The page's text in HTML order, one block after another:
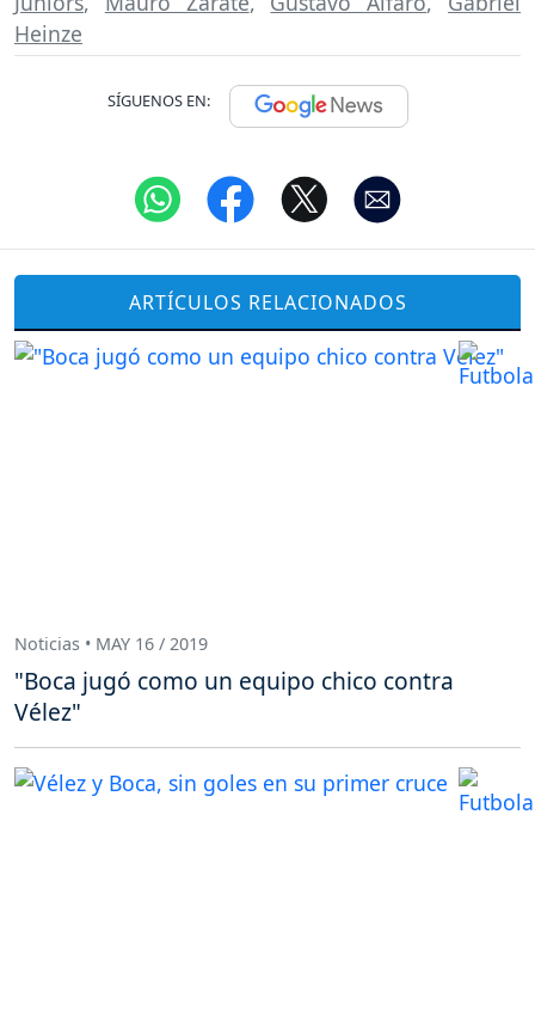
Heinze
SÍGUENOS EN:
ARTÍCULOS RELACIONADOS
Noticias • MAY 16 / 2019
"Boca jugó como un equipo chico contra
Vélez"